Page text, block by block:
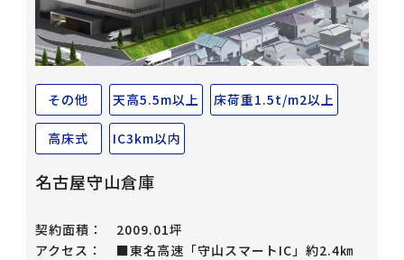
その他 天高5.5m以上 床荷重1.5t/m2以上
高床式 IC3km以内
名古屋守山倉庫
契約面積：
2009.01坪
アクセス：
■東名高速「守山スマートIC」約2.4㎞